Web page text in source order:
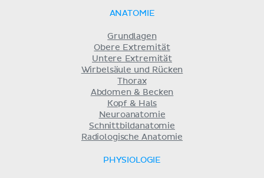
ANATOMIE
Grundlagen
Obere Extremität
Untere Extremität
Wirbelsäule und Rücken
Thorax
Abdomen & Becken
Kopf & Hals
Neuroanatomie
Schnittbildanatomie
Radiologische Anatomie
PHYSIOLOGIE